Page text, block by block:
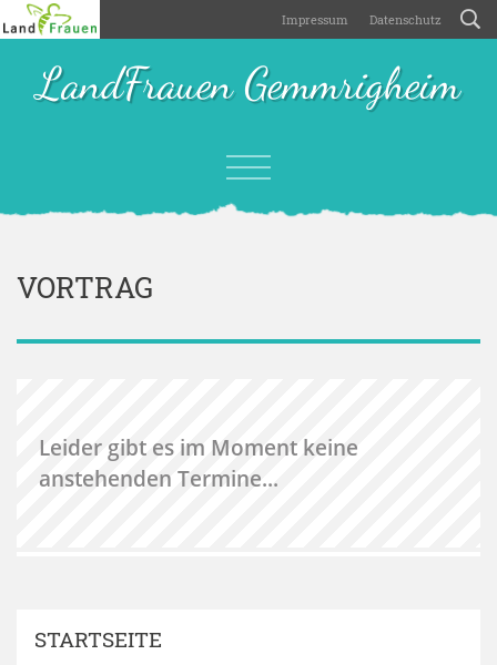
Impressum Datenschutz
LandFrauen Gemmrigheim
VORTRAG
Leider gibt es im Moment keine
anstehenden Termine...
STARTSEITE